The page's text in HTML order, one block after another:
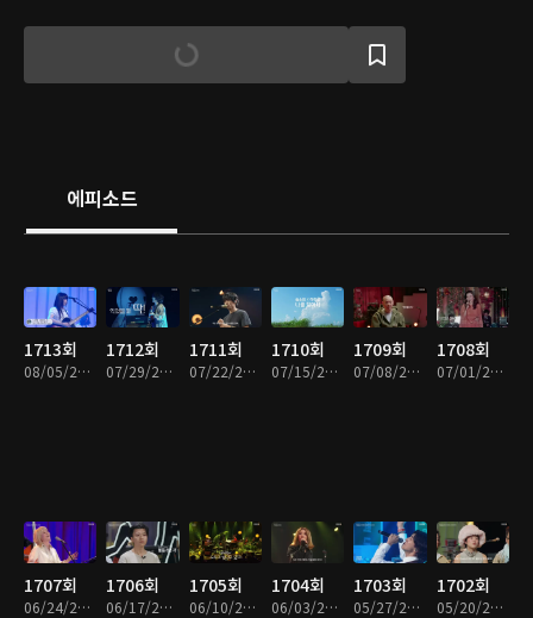
에피소드
1713회
08/05/2026 • 49분
1712회
07/29/2026 • 52분
1711회
07/22/2026 • 53분
1710회
07/15/2026 • 49분
1709회
07/08/2026 • 51분
1708회
07/01/2026 • 50분
1707회
06/24/2026 • 50분
1706회
06/17/2026 • 51분
1705회
06/10/2026 • 50분
1704회
06/03/2026 • 50분
1703회
05/27/2026 • 52분
1702회
05/20/2026 • 48분